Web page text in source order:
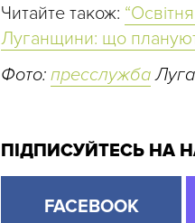
Читайте також:
Луганщини: що
Фото: пресслужба
ПІДПИСУЙТЕСЬ НА
FACEBOOK